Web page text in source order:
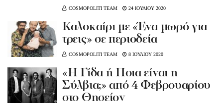
COSMOPOLITI TEAM 24 ΙΟΥΛΙΟΥ 2020
Καλοκαίρι με «Ένα μωρό για
τρεις» σε περιοδεία
COSMOPOLITI TEAM 8 ΙΟΥΛΙΟΥ 2020
«Η Γίδα ή Ποια είναι η
Σύλβια;» από 4 Φεβρουαρίου
στο Θησείον